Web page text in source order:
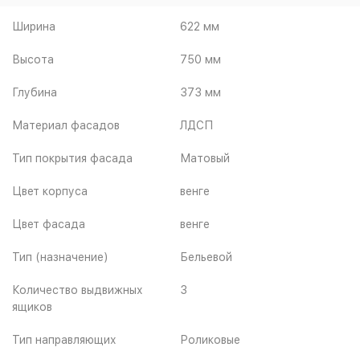
Ширина 622 мм
Высота 750 мм
Глубина 373 мм
Материал фасадов ЛДСП
Тип покрытия фасада Матовый
Цвет корпуса венге
Цвет фасада венге
Тип (назначение) Бельевой
Количество выдвижных
ящиков
3
Тип направляющих
Роликовые